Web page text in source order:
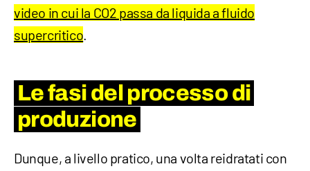
video in cui la CO2 passa da liquida a fluido
supercritico.
Le fasi del processo di
produzione
Dunque, a livello pratico, una volta reidratati con